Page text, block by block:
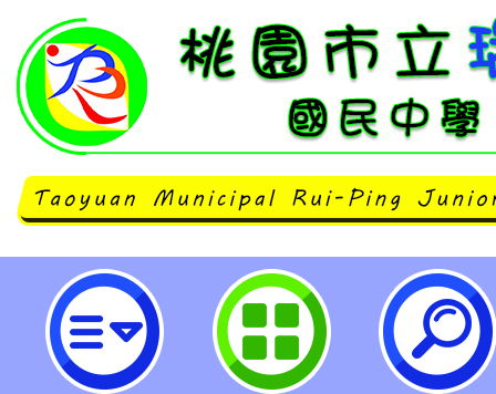
115年教育部「臺灣客語朗讀文章
市立瑞坪國民中學